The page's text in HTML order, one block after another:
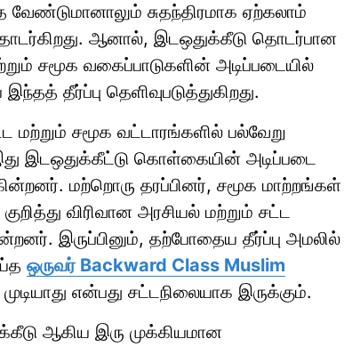
சுதந்திரமாக ஏற்கலாம்
ஆனால், இடஒதுக்கீடு தொடர்பான
சமூக வகைப்பாடுகளின் அடிப்படையில்
தீர்ப்பு தெளிவுபடுத்துகிறது.
சமூக வட்டாரங்களில் பல்வேறு
இடஒதுக்கீட்டு கொள்கையின் அடிப்படை
மற்றொரு தரப்பினர், சமூக மாற்றங்கள்
விரிவான அரசியல் மற்றும் சட்ட
இருப்பினும், தற்போதைய தீர்ப்பு அமலில்
ஒருவர் Backward Class Muslim
என்பது சட்டநிலையாக இருக்கும்.
ஆகிய இரு முக்கியமான